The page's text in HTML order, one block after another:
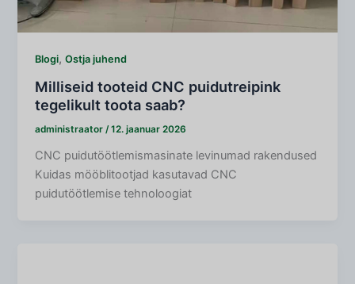
Blogi,Ostja juhend
Milliseid tooteid CNC puidutreipink
tegelikult toota saab?
administraator/12. jaanuar 2026
CNC puidutöötlemismasinate levinumad rakendused
Kuidas mööblitootjad kasutavad CNC
puidutöötlemise tehnoloogiat